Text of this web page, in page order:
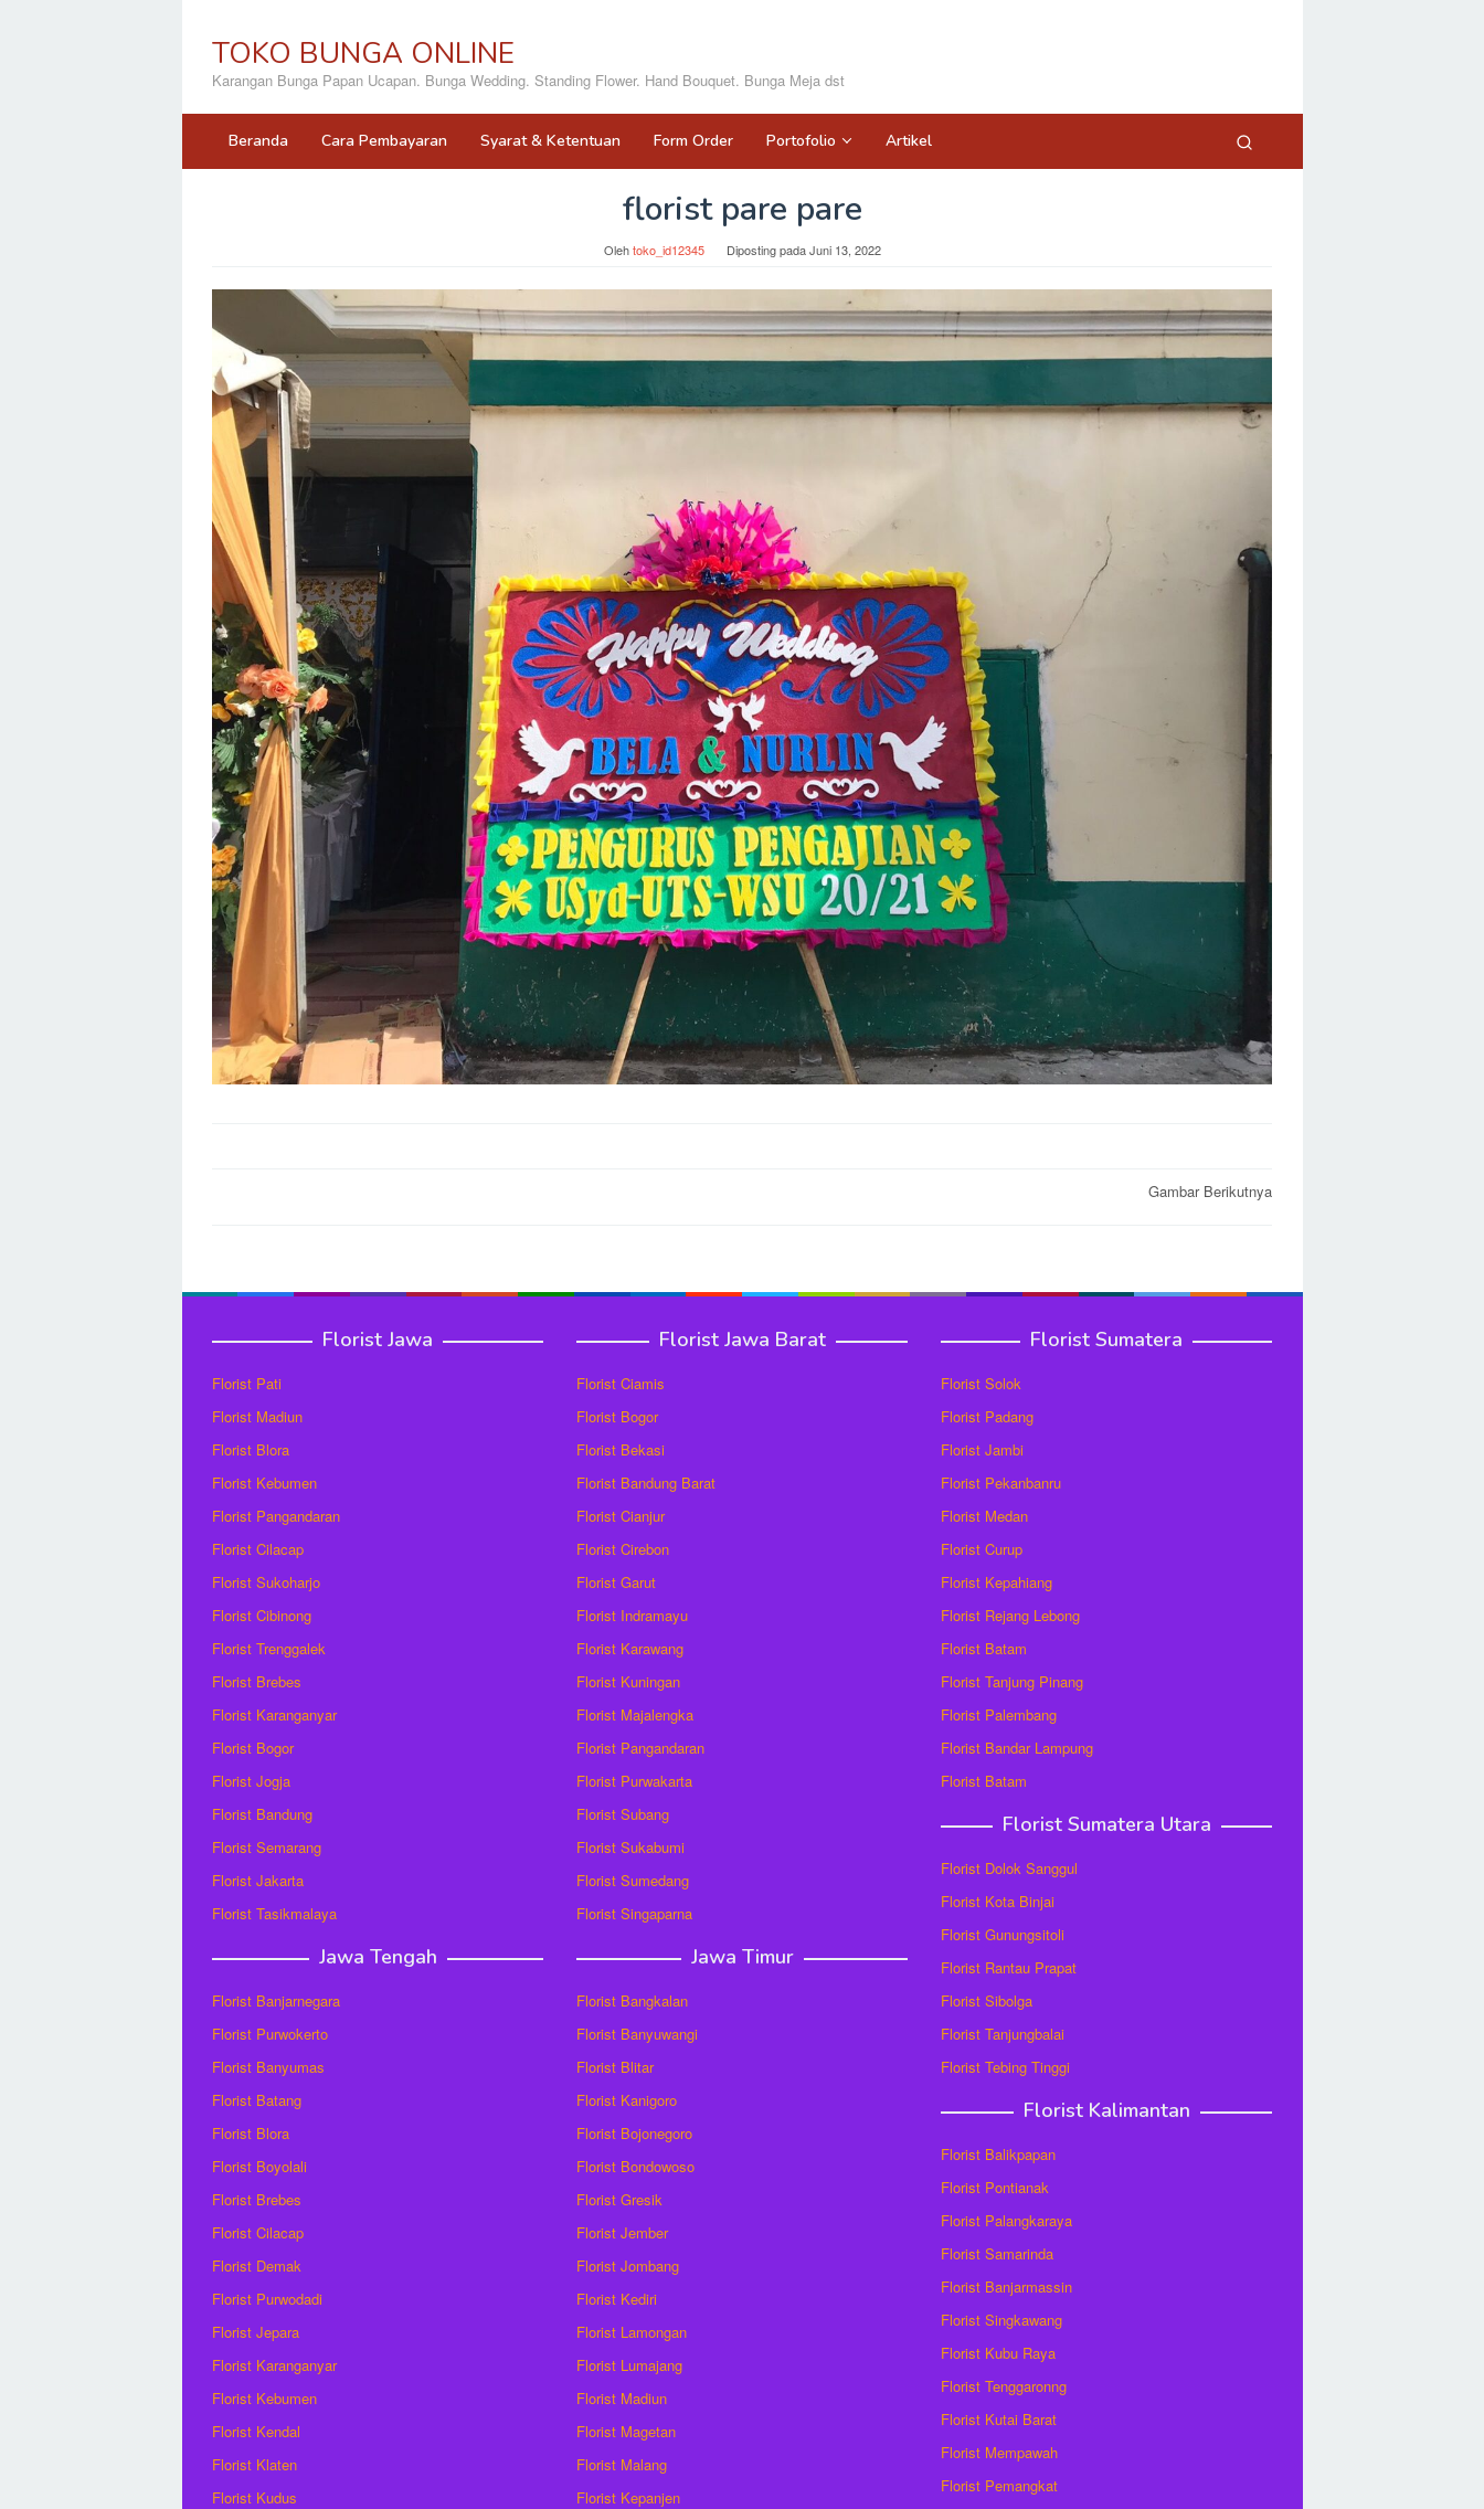
TOKO BUNGA ONLINE
Karangan Bunga Papan Ucapan. Bunga Wedding. Standing Flower. Hand Bouquet. Bunga Meja dst
Beranda Cara Pembayaran Syarat & Ketentuan Form Order Portofolio Artikel
florist pare pare
Olehtoko_id12345 Diposting padaJuni 13, 2022
Gambar Berikutnya
Florist Jawa
Florist Pati
Florist Madiun
Florist Blora
Florist Kebumen
Florist Pangandaran
Florist Cilacap
Florist Sukoharjo
Florist Cibinong
Florist Trenggalek
Florist Brebes
Florist Karanganyar
Florist Bogor
Florist Jogja
Florist Bandung
Florist Semarang
Florist Jakarta
Florist Tasikmalaya
Jawa Tengah
Florist Banjarnegara
Florist Purwokerto
Florist Banyumas
Florist Batang
Florist Blora
Florist Boyolali
Florist Brebes
Florist Cilacap
Florist Demak
Florist Purwodadi
Florist Jepara
Florist Karanganyar
Florist Kebumen
Florist Kendal
Florist Klaten
Florist Kudus
Florist Jawa Barat
Florist Ciamis
Florist Bogor
Florist Bekasi
Florist Bandung Barat
Florist Cianjur
Florist Cirebon
Florist Garut
Florist Indramayu
Florist Karawang
Florist Kuningan
Florist Majalengka
Florist Pangandaran
Florist Purwakarta
Florist Subang
Florist Sukabumi
Florist Sumedang
Florist Singaparna
Jawa Timur
Florist Bangkalan
Florist Banyuwangi
Florist Blitar
Florist Kanigoro
Florist Bojonegoro
Florist Bondowoso
Florist Gresik
Florist Jember
Florist Jombang
Florist Kediri
Florist Lamongan
Florist Lumajang
Florist Madiun
Florist Magetan
Florist Malang
Florist Kepanjen
Florist Sumatera
Florist Solok
Florist Padang
Florist Jambi
Florist Pekanbanru
Florist Medan
Florist Curup
Florist Kepahiang
Florist Rejang Lebong
Florist Batam
Florist Tanjung Pinang
Florist Palembang
Florist Bandar Lampung
Florist Batam
Florist Sumatera Utara
Florist Dolok Sanggul
Florist Kota Binjai
Florist Gunungsitoli
Florist Rantau Prapat
Florist Sibolga
Florist Tanjungbalai
Florist Tebing Tinggi
Florist Kalimantan
Florist Balikpapan
Florist Pontianak
Florist Palangkaraya
Florist Samarinda
Florist Banjarmassin
Florist Singkawang
Florist Kubu Raya
Florist Tenggaronng
Florist Kutai Barat
Florist Mempawah
Florist Pemangkat